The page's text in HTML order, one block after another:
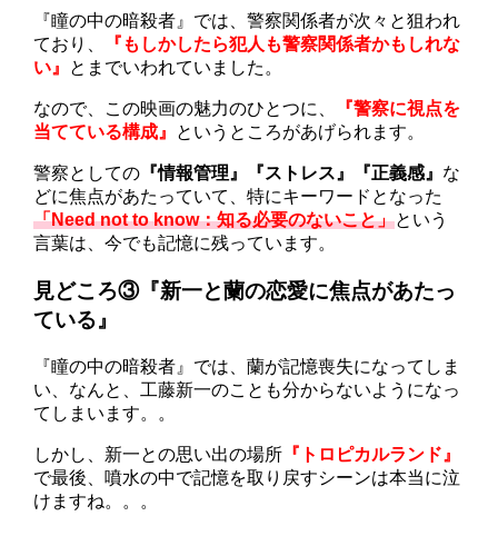
『瞳の中の暗殺者』では、警察関係者が次々と狙われ
ており、
『もしかしたら犯人も警察関係者かもしれな
い』 とまでいわれていました。
なので、この映画の魅力のひとつに、
『警察に視点を
当てている構成』 というところがあげられます。
警察としての 『情報管理』『ストレス』『正義感』 な
どに焦点があたっていて、特にキーワードとなった
「Need not to know：知る必要のないこと」という
言葉は、今でも記憶に残っています。
見どころ③『新一と蘭の恋愛に焦点があたっ
ている』
『瞳の中の暗殺者』では、蘭が記憶喪失になってしま
い、なんと、工藤新一のことも分からないようになっ
てしまいます。。
しかし、新一との思い出の場所 『トロピカルランド』
で最後、噴水の中で記憶を取り戻すシーンは本当に泣
けますね。。。